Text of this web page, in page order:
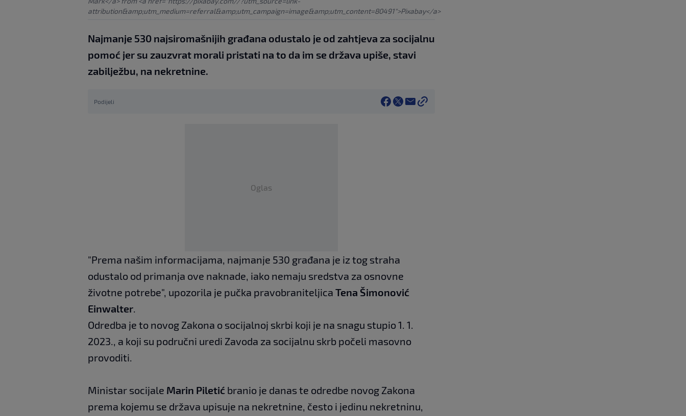
attribution&amp;utm_medium=referral&amp;utm_campaign=image&amp;utm_content=80491">Pixabay</a>
Najmanje 530 najsiromašnijih građana odustalo je od zahtjeva za socijalnu
pomoć jer su zauzvrat morali pristati na to da im se država upiše, stavi
zabilježbu, na nekretnine.
Podijeli
Oglas
"Prema našim informacijama, najmanje 530 građana je iz tog straha
odustalo od primanja ove naknade, iako nemaju sredstva za osnovne
životne potrebe", upozorila je pučka pravobraniteljica Tena Šimonović
Einwalter.
Odredba je to novog Zakona o socijalnoj skrbi koji je na snagu stupio 1. 1.
2023., a koji su područni uredi Zavoda za socijalnu skrb počeli masovno
provoditi.
Ministar socijale Marin Piletić branio je danas te odredbe novog Zakona
prema kojemu se država upisuje na nekretnine, često i jedinu nekretninu,